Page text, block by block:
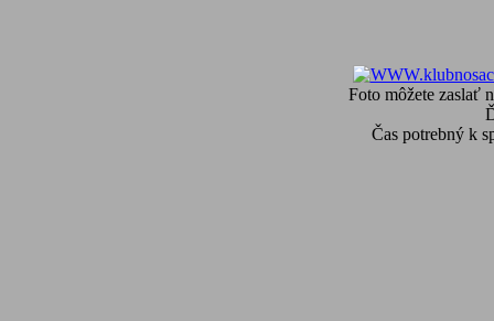
Foto môžete zaslať
Čas potrebný k